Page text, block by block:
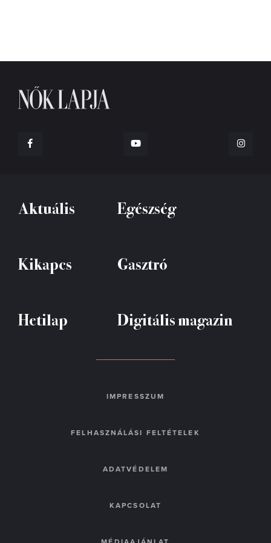
Aktuális Egészség
Kikapcs Gasztró
Hetilap Digitális magazin
IMPRESSZUM
FELHASZNÁLÁSI FELTÉTELEK
ADATVÉDELEM
KAPCSOLAT